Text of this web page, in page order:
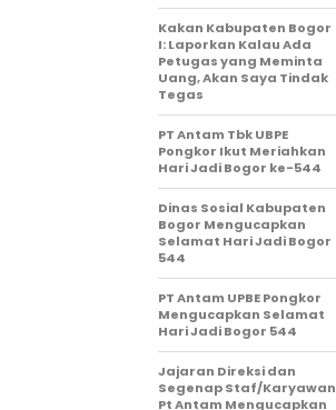
Kakan Kabupaten Bogor
I: Laporkan Kalau Ada
Petugas yang Meminta
Uang, Akan Saya Tindak
Tegas
PT Antam Tbk UBPE
Pongkor Ikut Meriahkan
Hari Jadi Bogor ke-544
Dinas Sosial Kabupaten
Bogor Mengucapkan
Selamat Hari Jadi Bogor
544
PT Antam UPBE Pongkor
Mengucapkan Selamat
Hari Jadi Bogor 544
Jajaran Direksi dan
Segenap Staf/Karyawan
Pt Antam Mengucapkan